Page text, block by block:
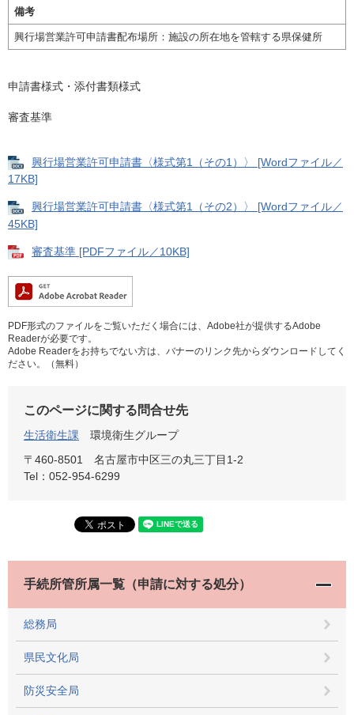
備考
興行場営業許可申請書配布場所：施設の所在地を管轄する県保健所
申請書様式・添付書類様式
審査基準
興行場営業許可申請書〈様式第1（その1）〉 [Wordファイル／
17KB]
興行場営業許可申請書〈様式第1（その2）〉 [Wordファイル／
45KB]
審査基準 [PDFファイル／10KB]
PDF形式のファイルをご覧いただく場合には、Adobe社が提供するAdobe
Readerが必要です。
Adobe Readerをお持ちでない方は、バナーのリンク先からダウンロードしてく
ださい。（無料）
このページに関する問合せ先
生活衛生課
環境衛生グループ
〒460-8501
名古屋市中区三の丸三丁目1-2
Tel：052-954-6299
手続所管所属一覧（申請に対する処分）
総務局
県民文化局
防災安全局